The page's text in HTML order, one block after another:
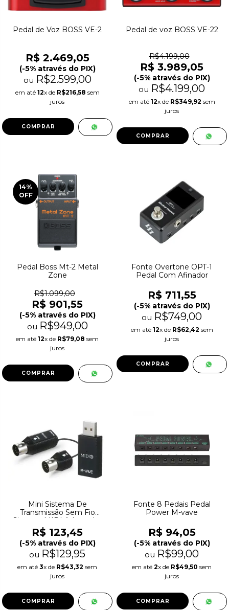
Pedal de Voz BOSS VE-2
R$ 2.469,05
(-5% através do PIX)
ou R$2.599,00
em até 12x de R$216,58 sem
juros
Pedal de voz BOSS VE-22
R$4.199,00
R$ 3.989,05
(-5% através do PIX)
ou R$4.199,00
em até 12x de R$349,92 sem
juros
14%
OFF
Pedal Boss Mt-2 Metal
Zone
R$1.099,00
R$ 901,55
(-5% através do PIX)
ou R$949,00
em até 12x de R$79,08 sem
juros
Fonte Overtone OPT-1
Pedal Com Afinador
R$ 711,55
(-5% através do PIX)
ou R$749,00
em até 12x de R$62,42 sem
juros
Mini Sistema De
Transmissão Sem Fio
Sistema MIDI Adaptador
Sem Fio MVAVE
R$ 123,45
(-5% através do PIX)
ou R$129,95
em até 3x de R$43,32 sem
juros
Fonte 8 Pedais Pedal
Power M-vave
R$ 94,05
(-5% através do PIX)
ou R$99,00
em até 2x de R$49,50 sem
juros